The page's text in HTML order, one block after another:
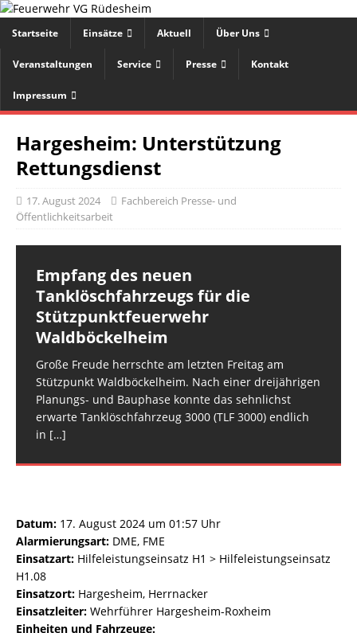
Startseite Einsätze Aktuell Über Uns
Veranstaltungen Service Presse Kontakt
Impressum
Hargesheim: Unterstützung
Rettungsdienst
17. August 2024
Fachbereich Presse- und
Öffentlichkeitsarbeit
Empfang des neuen
Tanklöschfahrzeugs für die
Stützpunktfeuerwehr
Waldböckelheim
Große Freude herrschte am letzten Freitag am
Stützpunkt Waldböckelheim. Nach einer dreijährigen
Planungs- und Bauphase konnte das sehnlichst
erwarte Tanklöschfahrzeug 3000 (TLF 3000) endlich
in […]
Datum: 17. August 2024 um 01:57 Uhr
Alarmierungsart: DME, FME
Einsatzart: Hilfeleistungseinsatz H1 > Hilfeleistungseinsatz
H1.08
Einsatzort: Hargesheim, Herrnacker
Einsatzleiter: Wehrführer Hargesheim-Roxheim
Einheiten und Fahrzeuge: